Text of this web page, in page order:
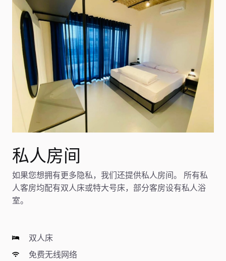
私人房间
如果您想拥有更多隐私，我们还提供私人房间。 所有私
人客房均配有双人床或特大号床，部分客房设有私人浴
室。
双人床
免费无线网络